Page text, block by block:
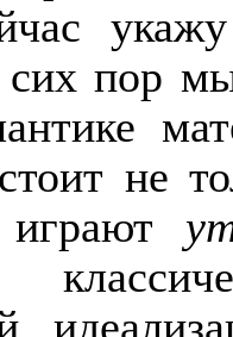
пор
не